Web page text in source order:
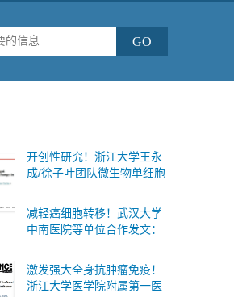
开创性研究！浙江大学王永
成/徐子叶团队微生物单细胞
差异”与糖尿病代谢变化的内
在联系
减轻癌细胞转移！武汉大学
中南医院等单位合作发文：
策略
激发强大全身抗肿瘤免疫！
浙江大学医学院附属第一医